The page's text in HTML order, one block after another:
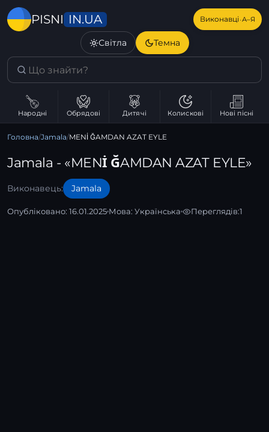
PISNI IN.UA Виконавці·А–Я
Світла Темна
Народні Обрядові Дитячі Колискові Нові пісні
Головна/Jamala/MENİ ĞAMDAN AZAT EYLE
Jamala - «MENİ ĞAMDAN AZAT EYLE»
Виконавець: Jamala
Опубліковано: 16.01.2025 Мова: Українська Переглядів:1